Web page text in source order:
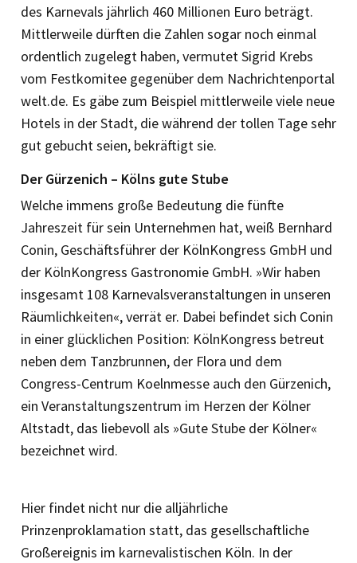
des Karnevals jährlich 460 Millionen Euro beträgt.
Mittlerweile dürften die Zahlen sogar noch einmal
ordentlich zugelegt ­haben, vermutet Sigrid Krebs
vom Fest­komitee gegenüber dem Nachrichtenportal
welt.de. Es gäbe zum Beispiel mittlerweile viele neue
Hotels in der Stadt, die während der tollen Tage sehr
gut gebucht seien, bekräftigt sie.
Der Gürzenich – Kölns gute Stube
Welche immens große Bedeutung die fünfte
Jahreszeit für sein Unternehmen hat, weiß Bernhard
Conin, Geschäftsführer der KölnKongress GmbH und
der KölnKongress Gastronomie GmbH. »Wir haben
insgesamt 108 Karnevalsveranstaltungen in unseren
Räumlichkeiten«, verrät er. Dabei befindet sich Conin
in einer glücklichen Position: KölnKongress betreut
neben dem Tanzbrunnen, der Flora und dem
Congress-Centrum Koelnmesse auch den Gürzenich,
ein Veranstaltungszentrum im Herzen der Kölner
Altstadt, das liebevoll als »Gute Stube der Kölner«
bezeichnet wird.
Hier findet nicht nur die alljährliche
Prinzenproklamation statt, das gesellschaft­liche
Großereignis im karnevalistischen Köln. In der